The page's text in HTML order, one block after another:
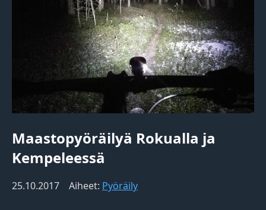
Maastopyöräilyä Rokualla ja
Kempeleessä
25.10.2017 Aiheet: Pyöräily